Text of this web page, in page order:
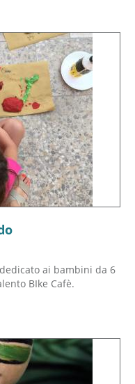
ai bambini da 6
BIke Cafè.